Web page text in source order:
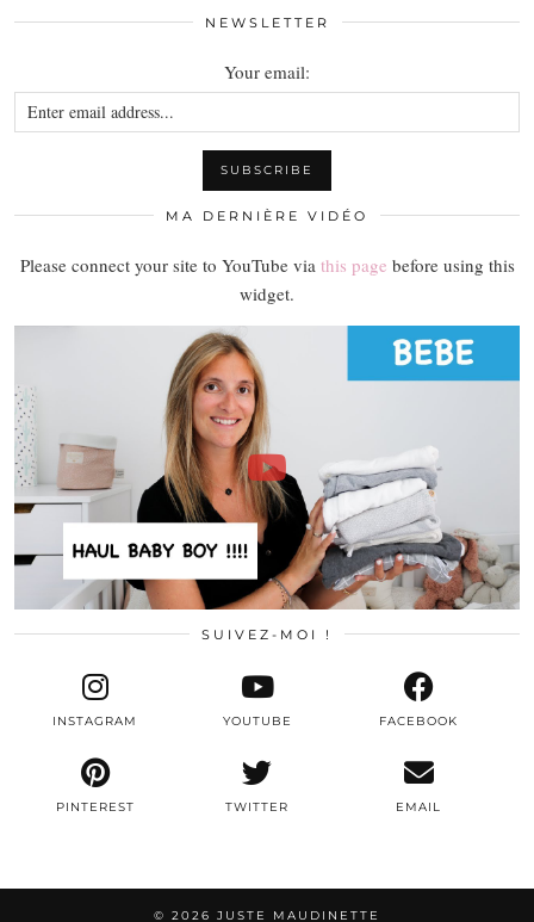
NEWSLETTER
Your email:
MA DERNIÈRE VIDÉO
Please connect your site to YouTube via this page before using this
widget.
SUIVEZ-MOI !
TWITTER
INSTAGRAM FACEBOOK
PINTEREST
YOUTUBE
EMAIL
© 2026 JUSTE MAUDINETTE